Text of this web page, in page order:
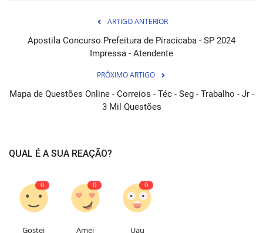
ARTIGO ANTERIOR
Apostila Concurso Prefeitura de Piracicaba - SP 2024
Impressa - Atendente
PRÓXIMO ARTIGO
Mapa de Questões Online - Correios - Téc - Seg - Trabalho - Jr -
3 Mil Questões
QUAL É A SUA REAÇÃO?
0
Gostei
0
Amei
0
Uau